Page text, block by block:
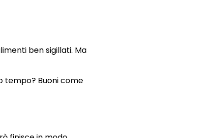
ben sigillati. Ma
tempo? Buoni come